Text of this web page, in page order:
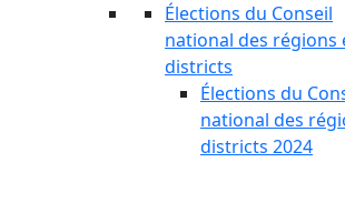
Élections du Conseil
national des régions
districts
Élections du
national des
districts 2024